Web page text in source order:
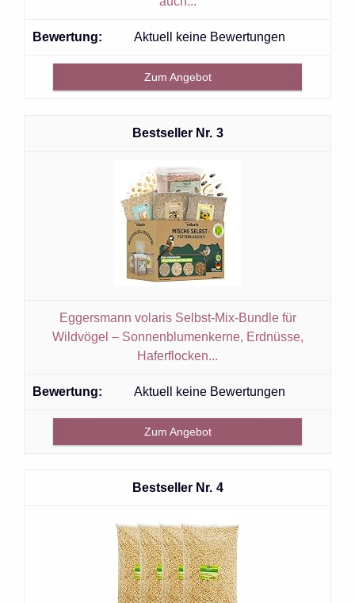
Aktuell keine Bewertungen
Zum Angebot
3
Eggersmann volaris Selbst-Mix-Bundle für
Wildvögel – Sonnenblumenkerne, Erdnüsse,
Haferflocken...
Aktuell keine Bewertungen
Zum Angebot
4